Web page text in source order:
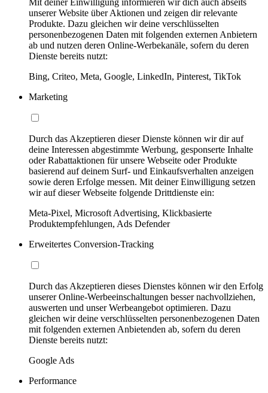
Mit deiner Einwilligung informieren wir dich auch abseits
unserer Website über Aktionen und zeigen dir relevante
Produkte. Dazu gleichen wir deine verschlüsselten
personenbezogenen Daten mit folgenden externen Anbietern
ab und nutzen deren Online-Werbekanäle, sofern du deren
Dienste bereits nutzt:
Bing, Criteo, Meta, Google, LinkedIn, Pinterest, TikTok
Marketing
Durch das Akzeptieren dieser Dienste können wir dir auf
deine Interessen abgestimmte Werbung, gesponserte Inhalte
oder Rabattaktionen für unsere Webseite oder Produkte
basierend auf deinem Surf- und Einkaufsverhalten anzeigen
sowie deren Erfolge messen. Mit deiner Einwilligung setzen
wir auf dieser Webseite folgende Drittdienste ein:
Meta-Pixel, Microsoft Advertising, Klickbasierte
Produktempfehlungen, Ads Defender
Erweitertes Conversion-Tracking
Durch das Akzeptieren dieses Dienstes können wir den Erfolg
unserer Online-Werbeeinschaltungen besser nachvollziehen,
auswerten und unser Werbeangebot optimieren. Dazu
gleichen wir deine verschlüsselten personenbezogenen Daten
mit folgenden externen Anbietenden ab, sofern du deren
Dienste bereits nutzt:
Google Ads
Performance